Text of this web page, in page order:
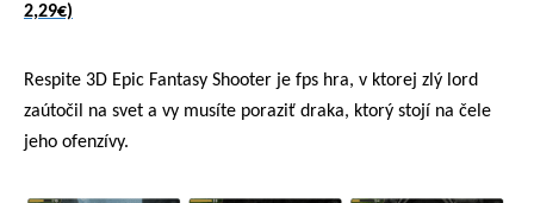
2,29€)
Respite 3D Epic Fantasy Shooter je fps hra, v ktorej zlý lord
zaútočil na svet a vy musíte poraziť draka, ktorý stojí na čele
jeho ofenzívy.